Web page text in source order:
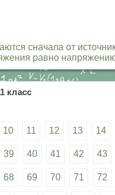
сначала от
равно
класс
10 11 12 13 14
39 40 41 42 43
68 69 70 71 72